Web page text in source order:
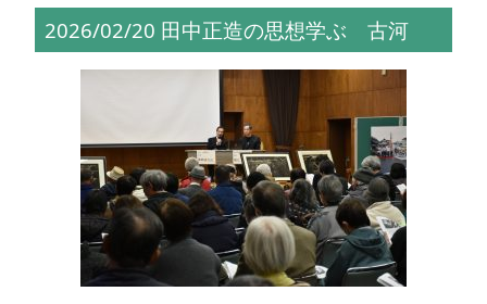
2026/02/20 田中正造の思想学ぶ 古河